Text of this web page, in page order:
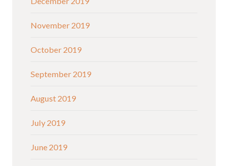
November 2019
October 2019
September 2019
August 2019
July 2019
June 2019